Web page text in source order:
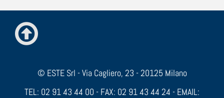
© ESTE Srl - Via Cagliero, 23 - 20125 Milano
TEL: 02 91 43 44 00 - FAX: 02 91 43 44 24 - EMAIL: